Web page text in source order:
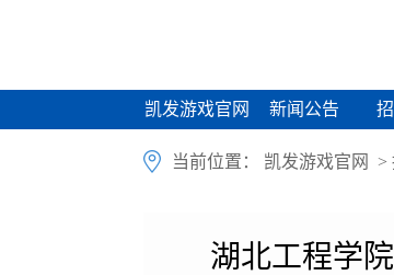
凯发游戏官网
凯发游戏官网 新闻公告
新闻公告
当前位置： 凯发游戏官网 >
湖北工程学